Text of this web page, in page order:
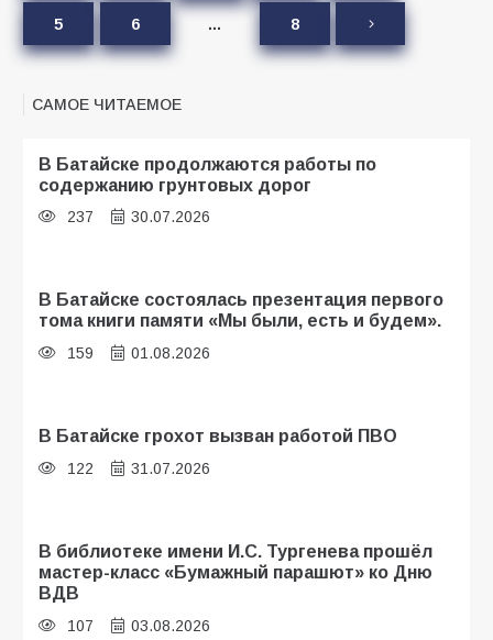
5 6 … 8
САМОЕ ЧИТАЕМОЕ
В Батайске продолжаются работы по
содержанию грунтовых дорог
237 30.07.2026
В Батайске состоялась презентация первого
тома книги памяти «Мы были, есть и будем».
159 01.08.2026
В Батайске грохот вызван работой ПВО
122 31.07.2026
В библиотеке имени И.С. Тургенева прошёл
мастер-класс «Бумажный парашют» ко Дню
ВДВ
107 03.08.2026